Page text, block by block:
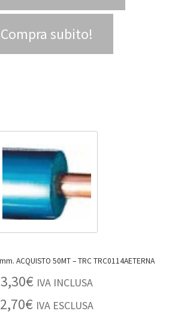
Compra subito!
Tubo rame 1/4 x1mm. ACQUISTO 50MT – TRC TRC0114AETERNA
3,30€ IVA INCLUSA
2,70€ IVA ESCLUSA